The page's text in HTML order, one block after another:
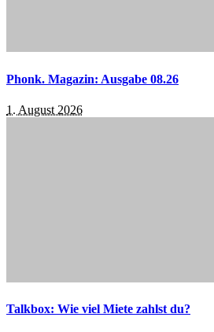
Phonk. Magazin: Ausgabe 08.26
1. August 2026
Talkbox: Wie viel Miete zahlst du?